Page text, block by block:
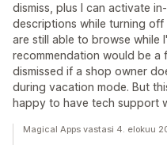
dismiss, plus I can activate
descriptions while turning
are still able to browse while
recommendation would be a
dismissed if a shop owner
during vacation mode. But
happy to have tech support
Magical Apps vastasi 4. elokuu